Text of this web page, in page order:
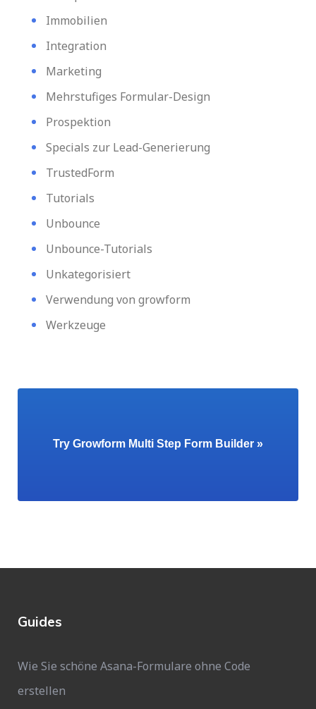
Immobilien
Integration
Marketing
Mehrstufiges Formular-Design
Prospektion
Specials zur Lead-Generierung
TrustedForm
Tutorials
Unbounce
Unbounce-Tutorials
Unkategorisiert
Verwendung von growform
Werkzeuge
Try Growform Multi Step Form Builder »
Guides
Wie Sie schöne Asana-Formulare ohne Code
erstellen